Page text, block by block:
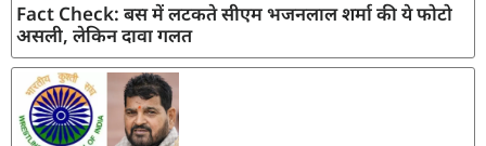
Fact Check: बस में लटकते सीएम भजनलाल शर्मा की ये फोटो
असली, लेकिन दावा गलत